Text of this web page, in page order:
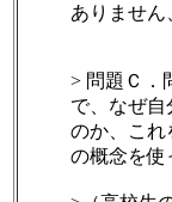
ありません
> 問題Ｃ．
で、なぜ自
のか、これ
の概念を使